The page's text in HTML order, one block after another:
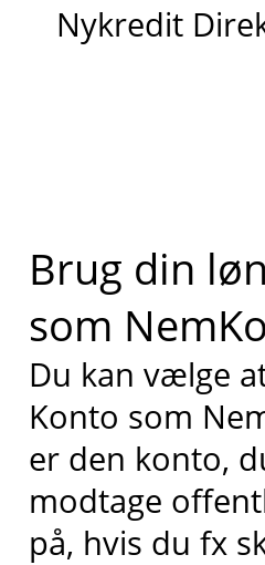
Nykredit
Brug din
som
Du kan vælge
Konto som
er den konto,
modtage
på, hvis du fx